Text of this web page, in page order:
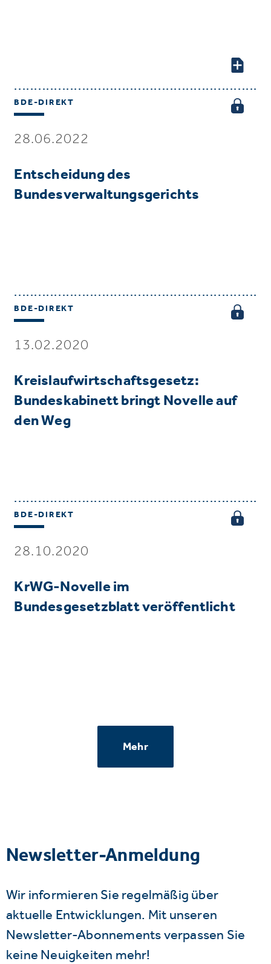
BDE-DIREKT
28.06.2022
Entscheidung des
Bundesverwaltungsgerichts
BDE-DIREKT
13.02.2020
Kreislaufwirtschaftsgesetz:
Bundeskabinett bringt Novelle auf
den Weg
BDE-DIREKT
28.10.2020
KrWG-Novelle im
Bundesgesetzblatt veröffentlicht
Mehr
Newsletter-Anmeldung
Wir informieren Sie regelmäßig über
aktuelle Entwicklungen. Mit unseren
Newsletter-Abonnements verpassen Sie
keine Neuigkeiten mehr!